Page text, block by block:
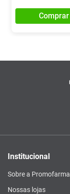
Comprar
Institucional
Sobre a Promofarma
Nossas lojas